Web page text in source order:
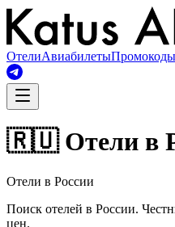
ОтелиАвиабилетыПромокоды
🇷🇺 Отели в
Отели в России
Поиск отелей в России.
цен.